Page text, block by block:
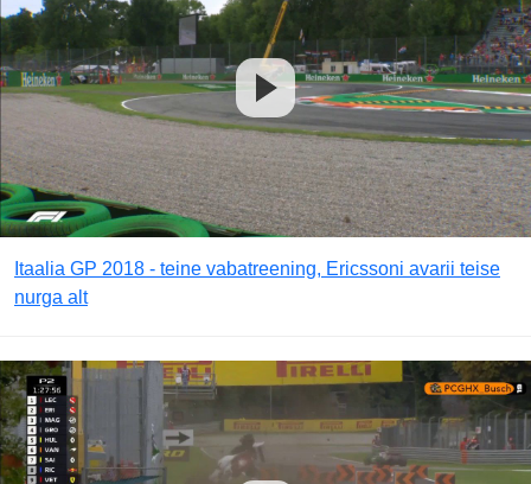
Itaalia GP 2018 - teine vabatreening, Ericssoni avarii teise
nurga alt